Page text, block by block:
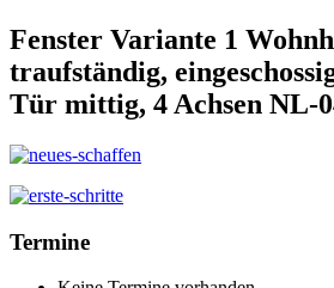
Fenster Variante 1
traufständig,
Tür mittig, 4 Achsen NL-
Termine